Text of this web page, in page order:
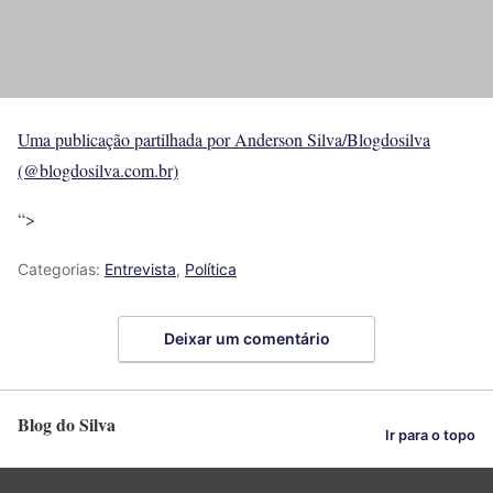
Uma publicação partilhada por Anderson Silva/Blogdosilva
(@blogdosilva.com.br)
“>
Categorias: Entrevista, Política
Deixar um comentário
Blog do Silva Ir para o topo